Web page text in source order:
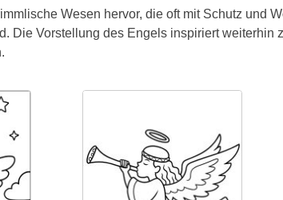
Wesen hervor, die oft mit Schutz und
Die Vorstellung des Engels inspiriert